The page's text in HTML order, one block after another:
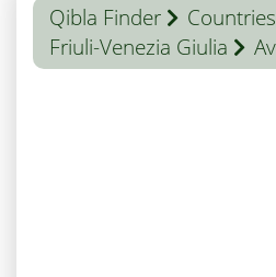
Qibla Finder Countries
Friuli-Venezia Giulia